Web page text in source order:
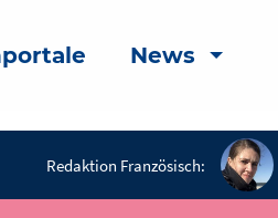
News
Redaktion Französisch: